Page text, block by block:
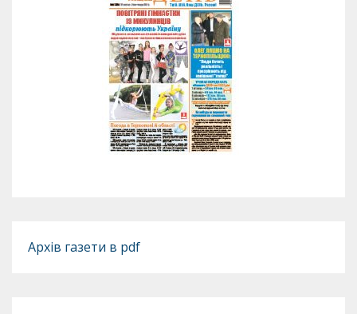
Архів газети в pdf